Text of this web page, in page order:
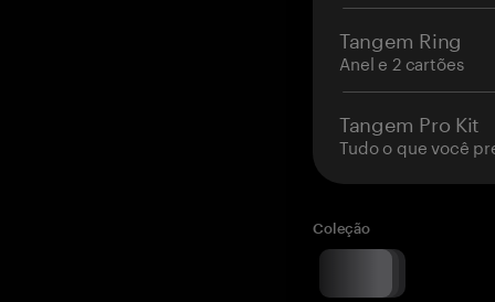
Tangem Ring
Anel e 2 cartões
Tangem Pro Kit
Tudo o que você
Coleção